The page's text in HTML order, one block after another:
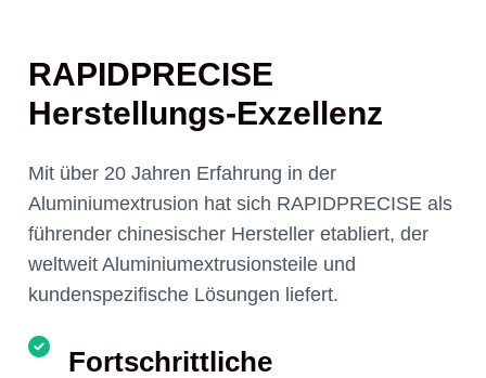
RAPIDPRECISE
Herstellungs-Exzellenz
Mit über 20 Jahren Erfahrung in der
Aluminiumextrusion hat sich RAPIDPRECISE als
führender chinesischer Hersteller etabliert, der
weltweit Aluminiumextrusionsteile und
kundenspezifische Lösungen liefert.
Fortschrittliche